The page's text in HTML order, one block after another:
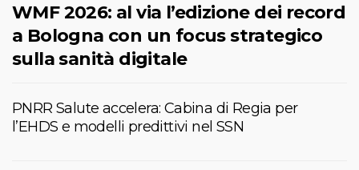
WMF 2026: al via l’edizione dei record
a Bologna con un focus strategico
sulla sanità digitale
PNRR Salute accelera: Cabina di Regia per
l’EHDS e modelli predittivi nel SSN